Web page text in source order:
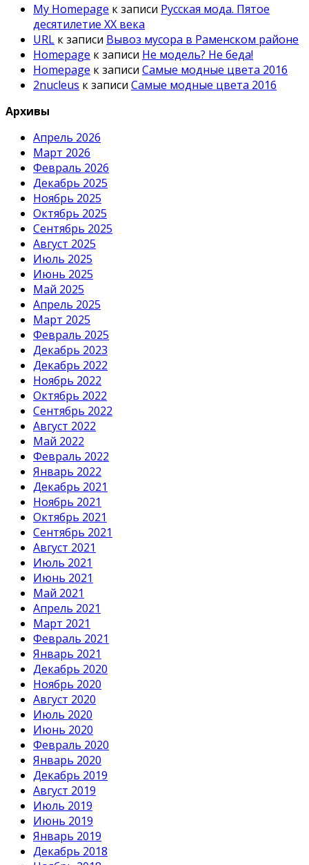
My Homepage к записи Русская мода. Пятое
десятилетие ХХ века
URL к записи Вывоз мусора в Раменском районе
Homepage к записи Не модель? Не беда!
Homepage к записи Самые модные цвета 2016
2nucleus к записи Самые модные цвета 2016
Архивы
Апрель 2026
Март 2026
Февраль 2026
Декабрь 2025
Ноябрь 2025
Октябрь 2025
Сентябрь 2025
Август 2025
Июль 2025
Июнь 2025
Май 2025
Апрель 2025
Март 2025
Февраль 2025
Декабрь 2023
Декабрь 2022
Ноябрь 2022
Октябрь 2022
Сентябрь 2022
Август 2022
Май 2022
Февраль 2022
Январь 2022
Декабрь 2021
Ноябрь 2021
Октябрь 2021
Сентябрь 2021
Август 2021
Июль 2021
Июнь 2021
Май 2021
Апрель 2021
Март 2021
Февраль 2021
Январь 2021
Декабрь 2020
Ноябрь 2020
Август 2020
Июль 2020
Июнь 2020
Февраль 2020
Январь 2020
Декабрь 2019
Август 2019
Июль 2019
Июнь 2019
Январь 2019
Декабрь 2018